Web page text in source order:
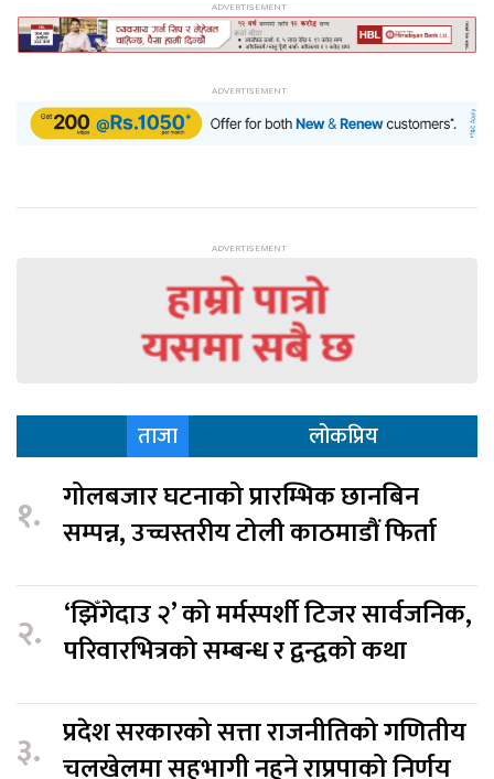
ताजा लोकप्रिय
१. गोलबजार घटनाको प्रारम्भिक छानबिन
सम्पन्न, उच्चस्तरीय टोली काठमाडौं फिर्ता
२. ‘झिँगेदाउ २’ को मर्मस्पर्शी टिजर सार्वजनिक,
परिवारभित्रको सम्बन्ध र द्वन्द्वको कथा
३. प्रदेश सरकारको सत्ता राजनीतिको गणितीय
चलखेलमा सहभागी नहुने राप्रपाको निर्णय